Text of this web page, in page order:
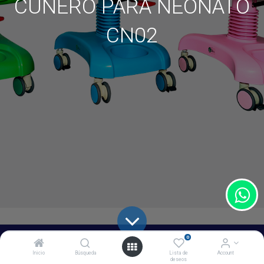
Inicio Búsqueda
0
Lista de
deseos
Account
CUNERO PARA NEONATO
CN02